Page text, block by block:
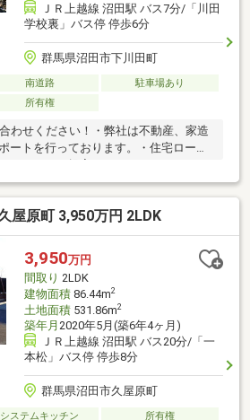
ＪＲ上越線 沼田駅 バス7分/「川田
学校裏」バス停 停歩6分
群馬県沼田市下川田町
南道路
駐車場あり
所有権
わせください！・弊社は不動産、家造
ートを行っております。・住宅ローン
にあったご提案をさせていただきま
誠意ご対応させていただきます！◆経
在籍！迅速な対応を心掛けておりま
ら即日ご対応をさせていただきま
数ございます！お気軽にお問い合わせ
屋原町 3,950万円 2LDK
3,950万円
間取り 2LDK
建物面積86.44m2
土地面積531.86m2
築年月 2020年5月(築6年4ヶ月)
ＪＲ上越線 沼田駅 バス20分/「一
本松」バス停 停歩8分
群馬県沼田市久屋原町
システムキッチン 所有権